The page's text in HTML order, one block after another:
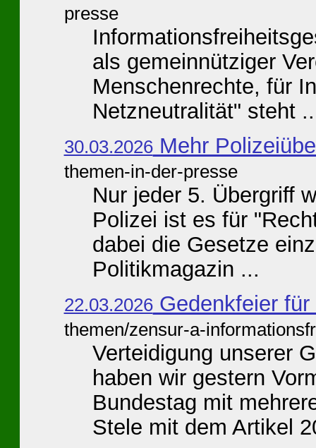
presse
als gemeinnütziger
Menschenrechte, für
Netzneutralität" steht
30.03.2026Mehr
themen-in-der-presse
Nur jeder 5. Übergriff
Polizei ist es für
dabei die Gesetze
Politikmagazin ...
22.03.2026Gedenkfeier für
themen/zensur-a-
Verteidigung unserer
haben wir gestern
Bundestag mit
Stele mit dem Artikel